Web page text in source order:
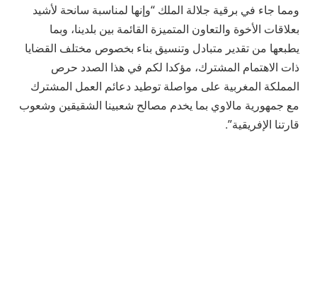
ومما جاء في برقية جلالة الملك “وإنها لمناسبة سانحة لأشيد
بعلاقات الأخوة والتعاون المتميزة القائمة بين بلدينا، وبما
يطبعها من تقدير متبادل وتنسيق بناء بخصوص مختلف القضايا
ذات الاهتمام المشترك، مؤكدا لكم في هذا الصدد حرص
المملكة المغربية على مواصلة توطيد دعائم العمل المشترك
مع جمهورية مالاوي بما يخدم مصالح شعبينا الشقيقين وشعوب
قارتنا الإفريقية”.